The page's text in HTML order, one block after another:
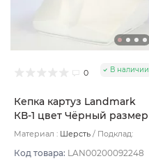
0 В наличии
Кепка картуз Landmark
КВ-1 цвет Чёрный размер
59
Материал : Шерсть
Подклад:
Код товара: LAN00200092248